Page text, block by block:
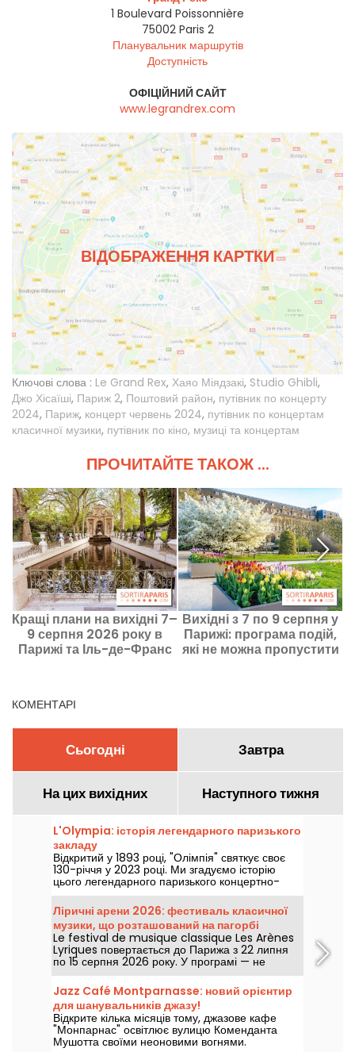
1 Boulevard Poissonnière
75002 Paris 2
Планувальник маршрутів
Доступність
ОФІЦІЙНИЙ САЙТ
www.legrandrex.com
ВІДОБРАЖЕННЯ КАРТКИ
Ключові слова : Le Grand Rex, Хаяо Міядзакі, Studio Ghibli,
Джо Хісаїші, Париж 2, Поштовий район, путівник по концерту
2024, Париж, концерт червень 2024, путівник по концертам
класичної музики, путівник по кіно, музиці та концертам
ПРОЧИТАЙТЕ ТАКОЖ ...
Кращі плани на вихідні 7–
9 серпня 2026 року в
Парижі та Іль-де-Франс
Вихідні з 7 по 9 серпня у
Парижі: програма подій,
які не можна пропустити
КОМЕНТАРІ
Сьогодні Завтра
На цих вихідних Наступного тижня
L'Olympia: історія легендарного паризького
закладу
Відкритий у 1893 році, "Олімпія" святкує своє
130-річчя у 2023 році. Ми згадуємо історію
цього легендарного паризького концертно-
розважального майданчика, який бачив таких
зірок, як Едіт Піаф, Жак Брель, Барбара та
Джонні Халлідей, а також Біллі Холідей, "Бітлз"
та "Роллінг Стоунз".
Ліричні арени 2026: фестиваль класичної
музики, що розташований на пагорбі
Монмартр.
Le festival de musique classique Les Arènes
Lyriques повертається до Парижа з 22 липня
по 15 серпня 2026 року. У програмі — не
менше ніж 16 концертів у Арені Монмартр,
ідилічний майданчик для прослуховування
великих класиків.
Jazz Café Montparnasse: новий орієнтир
для шанувальників джазу!
Відкрите кілька місяців тому, джазове кафе
"Монпарнас" освітлює вулицю Коменданта
Мушотта своїми неоновими вогнями.